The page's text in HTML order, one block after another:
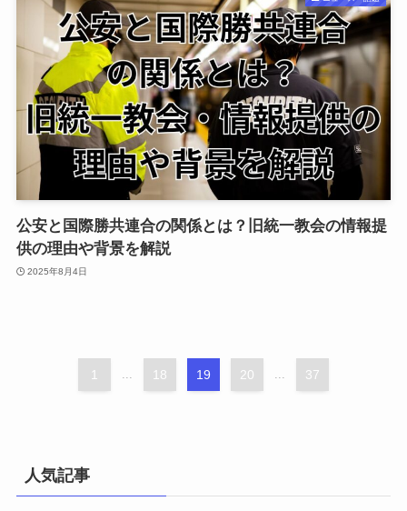
公安と国際勝共連合の関係とは？旧統一教会の情報提
供の理由や背景を解説
2025年8月4日
1 ... 18 19 20 ... 37
人気記事